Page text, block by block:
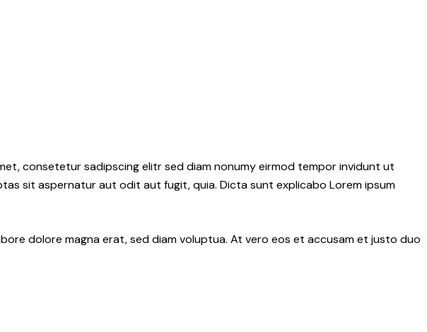
consetetur sadipscing elitr sed diam nonumy eirmod tempor invidunt ut
sit aspernatur aut odit aut fugit, quia. Dicta sunt explicabo Lorem ipsum
dolore magna erat, sed diam voluptua. At vero eos et accusam et justo duo